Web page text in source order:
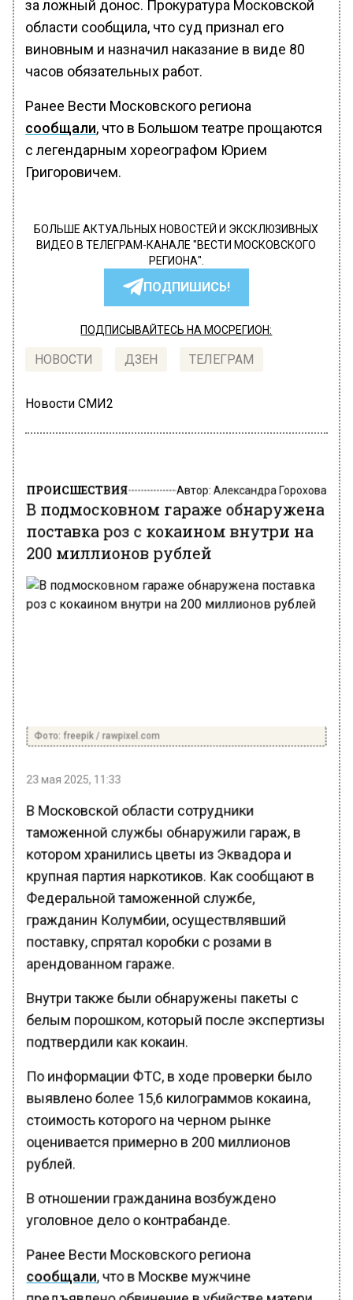
за ложный донос. Прокуратура Московской
области сообщила, что суд признал его
виновным и назначил наказание в виде 80
часов обязательных работ.
Ранее Вести Московского региона
сообщали, что в Большом театре прощаются
с легендарным хореографом Юрием
Григоровичем.
БОЛЬШЕ АКТУАЛЬНЫХ НОВОСТЕЙ И ЭКСКЛЮЗИВНЫХ
ВИДЕО В ТЕЛЕГРАМ-КАНАЛЕ "ВЕСТИ МОСКОВСКОГО
РЕГИОНА".
ПОДПИШИСЬ!
ПОДПИСЫВАЙТЕСЬ НА МОСРЕГИОН:
НОВОСТИ ДЗЕН ТЕЛЕГРАМ
Новости СМИ2
ПРОИСШЕСТВИЯ Автор: Александра Горохова
В подмосковном гараже обнаружена
поставка роз с кокаином внутри на
200 миллионов рублей
Фото: freepik / rawpixel.com
23 мая 2025, 11:33
В Московской области сотрудники
таможенной службы обнаружили гараж, в
котором хранились цветы из Эквадора и
крупная партия наркотиков. Как сообщают в
Федеральной таможенной службе,
гражданин Колумбии, осуществлявший
поставку, спрятал коробки с розами в
арендованном гараже.
Внутри также были обнаружены пакеты с
белым порошком, который после экспертизы
подтвердили как кокаин.
По информации ФТС, в ходе проверки было
выявлено более 15,6 килограммов кокаина,
стоимость которого на черном рынке
оценивается примерно в 200 миллионов
рублей.
В отношении гражданина возбуждено
уголовное дело о контрабанде.
Ранее Вести Московского региона
сообщали, что в Москве мужчине